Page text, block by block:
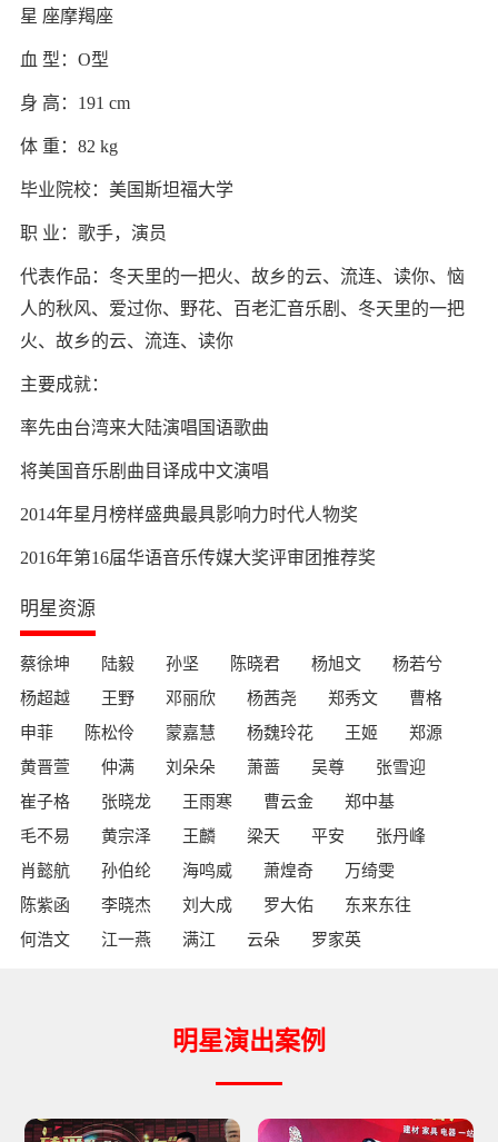
星 座摩羯座
血 型：O型
身 高：191 cm
体 重：82 kg
毕业院校：美国斯坦福大学
职 业：歌手，演员
代表作品：冬天里的一把火、故乡的云、流连、读你、恼
人的秋风、爱过你、野花、百老汇音乐剧、冬天里的一把
火、故乡的云、流连、读你
主要成就：
率先由台湾来大陆演唱国语歌曲
将美国音乐剧曲目译成中文演唱
2014年星月榜样盛典最具影响力时代人物奖
2016年第16届华语音乐传媒大奖评审团推荐奖
明星资源
蔡徐坤 陆毅 孙坚 陈晓君 杨旭文
杨若兮
杨超越
王野 邓丽欣 杨茜尧 郑秀文
曹格
申菲
陈松伶 蒙嘉慧 杨魏玲花 王姬
郑源
黄晋萱
仲满 刘朵朵 萧蔷 吴尊
张雪迎
崔子格
张晓龙 王雨寒 曹云金
郑中基
毛不易
黄宗泽 王麟 梁天 平安
张丹峰
肖懿航
孙伯纶 海鸣威 萧煌奇
万绮雯
陈紫函
李晓杰 刘大成 罗大佑
东来东往
何浩文
江一燕 满江 云朵 罗家英
明星演出案例